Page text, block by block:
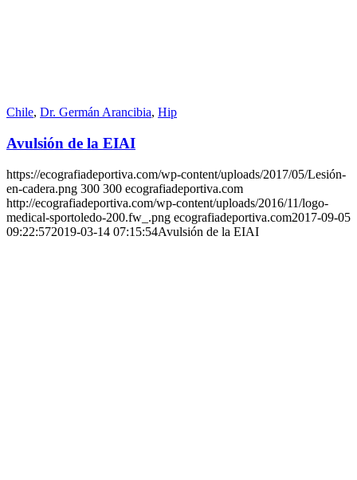
Chile, Dr. Germán Arancibia, Hip
Avulsión de la EIAI
https://ecografiadeportiva.com/wp-content/uploads/2017/05/Lesión-
en-cadera.png 300 300 ecografiadeportiva.com
http://ecografiadeportiva.com/wp-content/uploads/2016/11/logo-
medical-sportoledo-200.fw_.png ecografiadeportiva.com2017-09-05
09:22:572019-03-14 07:15:54Avulsión de la EIAI